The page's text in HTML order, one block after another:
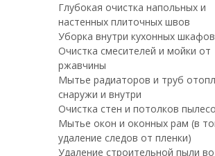
Глубокая очистка напольных и
настенных плиточных швов
Уборка внутри кухонных шкафов
Очистка смесителей и мойки от
ржавчины
Мытье радиаторов и труб
снаружи и внутри
Очистка стен и потолков
Мытье окон и оконных рам (в
удаление следов от пленки)
Удаление строительной пыли